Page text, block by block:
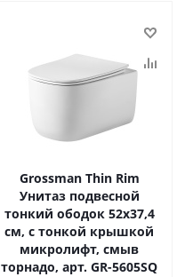
Grossman Thin Rim
Унитаз подвесной
тонкий ободок 52х37,4
см, с тонкой крышкой
микролифт, смыв
торнадо, арт. GR-5605SQ